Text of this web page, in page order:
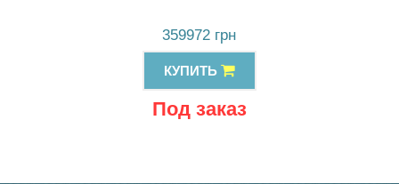
359972 грн
КУПИТЬ
Под заказ